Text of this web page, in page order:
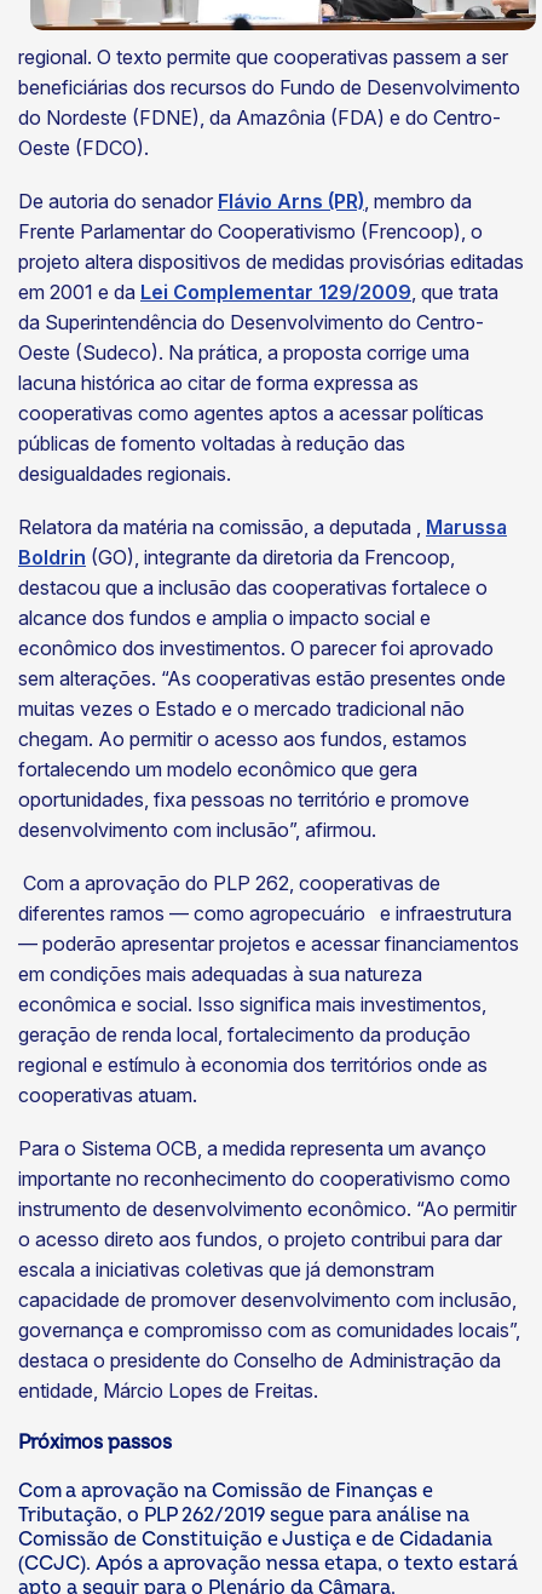
regional. O texto permite que cooperativas passem a ser
beneficiárias dos recursos do Fundo de Desenvolvimento
do Nordeste (FDNE), da Amazônia (FDA) e do Centro-
Oeste (FDCO).
De autoria do senador Flávio Arns (PR) , membro da
Frente Parlamentar do Cooperativismo (Frencoop), o
projeto altera dispositivos de medidas provisórias editadas
em 2001 e da Lei Complementar 129/2009 , que trata
da Superintendência do Desenvolvimento do Centro-
Oeste (Sudeco). Na prática, a proposta corrige uma
lacuna histórica ao citar de forma expressa as
cooperativas como agentes aptos a acessar políticas
públicas de fomento voltadas à redução das
desigualdades regionais.
Relatora da matéria na comissão, a deputada , Marussa
Boldrin (GO), integrante da diretoria da Frencoop,
destacou que a inclusão das cooperativas fortalece o
alcance dos fundos e amplia o impacto social e
econômico dos investimentos. O parecer foi aprovado
sem alterações. “As cooperativas estão presentes onde
muitas vezes o Estado e o mercado tradicional não
chegam. Ao permitir o acesso aos fundos, estamos
fortalecendo um modelo econômico que gera
oportunidades, fixa pessoas no território e promove
desenvolvimento com inclusão”, afirmou.
Com a aprovação do PLP 262, cooperativas de
diferentes ramos — como agropecuário e infraestrutura
— poderão apresentar projetos e acessar financiamentos
em condições mais adequadas à sua natureza
econômica e social. Isso significa mais investimentos,
geração de renda local, fortalecimento da produção
regional e estímulo à economia dos territórios onde as
cooperativas atuam.
Para o Sistema OCB, a medida representa um avanço
importante no reconhecimento do cooperativismo como
instrumento de desenvolvimento econômico. “Ao permitir
o acesso direto aos fundos, o projeto contribui para dar
escala a iniciativas coletivas que já demonstram
capacidade de promover desenvolvimento com inclusão,
governança e compromisso com as comunidades locais”,
destaca o presidente do Conselho de Administração da
entidade, Márcio Lopes de Freitas.
Próximos passos
Com a aprovação na Comissão de Finanças e
Tributação, o PLP 262/2019 segue para análise na
Comissão de Constituição e Justiça e de Cidadania
(CCJC). Após a aprovação nessa etapa, o texto estará
apto a seguir para o Plenário da Câmara.